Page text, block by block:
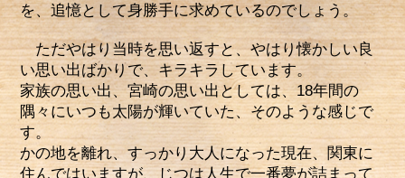
を、追憶として身勝手に求めているのでしょう。
ただやはり当時を思い返すと、やはり懐かしい良
い思い出ばかりで、キラキラしています。
家族の思い出、宮崎の思い出としては、18年間の
隅々にいつも太陽が輝いていた、そのような感じで
す。
かの地を離れ、すっかり大人になった現在、関東に
住んではいますが、じつは人生で一番夢が詰まって